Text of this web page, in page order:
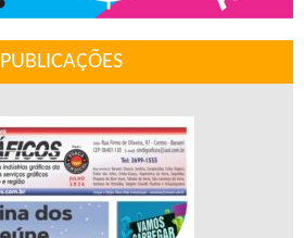
PUBLICAÇÕES